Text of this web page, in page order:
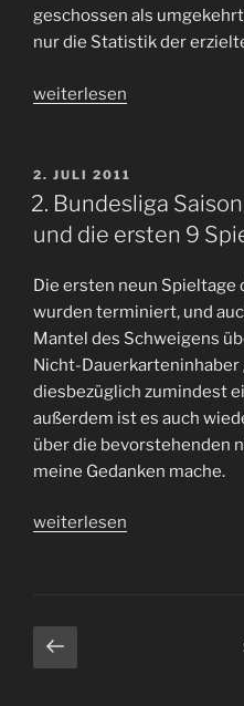
geschossen als
nur die Statistik der
„Keine
Braunschweig
–
#FCSP
aber
weit
oben“
weiterlesen
VERÖFFENTLICHT
AM
2. JULI 2011
2. Bundesliga
und die ersten 9
Die ersten neun Spieltage
wurden terminiert, und
Mantel des Schweigens
Nicht-Dauerkarteninhaber
diesbezüglich zumindest
außerdem ist es auch
über die bevorstehenden
meine Gedanken mache.
„2.
/
2012
weiterlesen
der
Vorherige
Seite